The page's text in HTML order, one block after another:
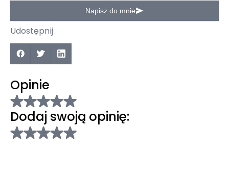
Napisz do mnie
Udostępnij
Opinie
Dodaj swoją opinię: